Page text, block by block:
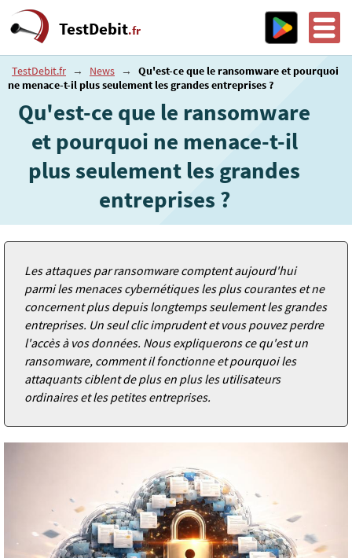
TestDebit.fr
TestDebit.fr → News →
Qu'est-ce que le ransomware et pourquoi
ne menace-t-il plus seulement les grandes entreprises ?
Qu'est-ce que le ransomware
et pourquoi ne menace-t-il
plus seulement les grandes
entreprises ?
Les attaques par ransomware comptent aujourd'hui
parmi les menaces cybernétiques les plus courantes et ne
concernent plus depuis longtemps seulement les grandes
entreprises. Un seul clic imprudent et vous pouvez perdre
l'accès à vos données. Nous expliquerons ce qu'est un
ransomware, comment il fonctionne et pourquoi les
attaquants ciblent de plus en plus les utilisateurs
ordinaires et les petites entreprises.